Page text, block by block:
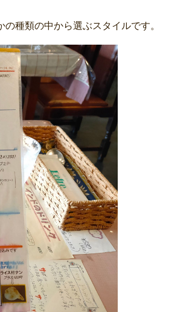
種類の中から選ぶスタイルです。